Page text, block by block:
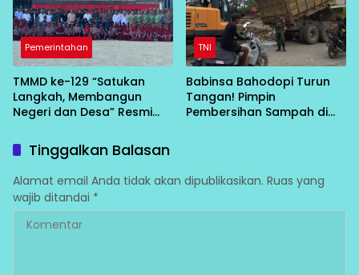
Pemerintahan
TMMD ke-129 “Satukan
Langkah, Membangun
Negeri dan Desa” Resmi
TNI
Babinsa Bahodopi Turun
Tangan! Pimpin
Pembersihan Sampah di
Tinggalkan Balasan
Alamat email Anda tidak akan dipublikasikan. Ruas yang
wajib ditandai *